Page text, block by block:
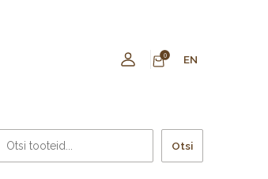
0 EN
Otsi